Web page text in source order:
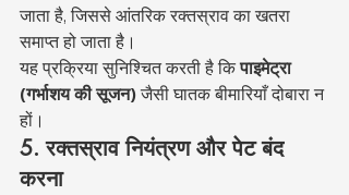
जाता है, जिससे आंतरिक रक्तस्राव का खतरा
समाप्त हो जाता है।
यह प्रक्रिया सुनिश्चित करती है कि पाइमेट्रा
(गर्भाशय की सूजन) जैसी घातक बीमारियाँ दोबारा न
हों।
5. रक्तस्राव नियंत्रण और पेट बंद
करना